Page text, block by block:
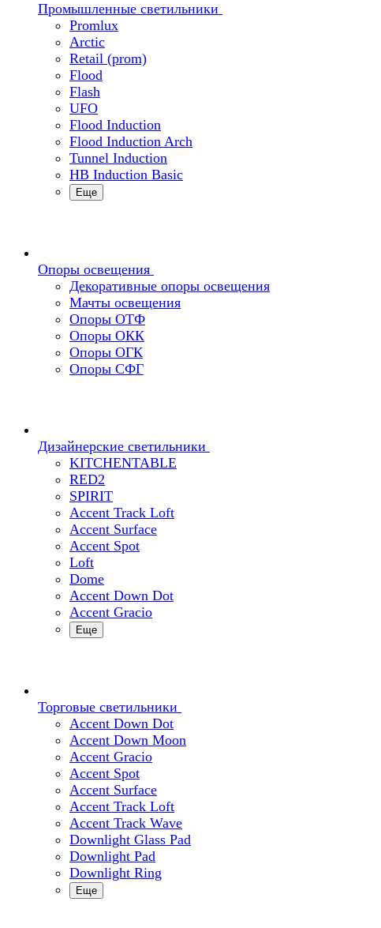
Промышленные светильники
Promlux
Arctic
Retail (prom)
Flood
Flash
UFO
Flood Induction
Flood Induction Arch
Tunnel Induction
HB Induction Basic
Еще
Опоры освещения
Декоративные опоры освещения
Мачты освещения
Опоры ОТФ
Опоры ОКК
Опоры ОГК
Опоры СФГ
Дизайнерские светильники
KITCHENTABLE
RED2
SPIRIT
Accent Track Loft
Accent Surface
Accent Spot
Loft
Dome
Accent Down Dot
Accent Gracio
Еще
Торговые светильники
Accent Down Dot
Accent Down Moon
Accent Gracio
Accent Spot
Accent Surface
Accent Track Loft
Accent Track Wave
Downlight Glass Pad
Downlight Pad
Downlight Ring
Еще